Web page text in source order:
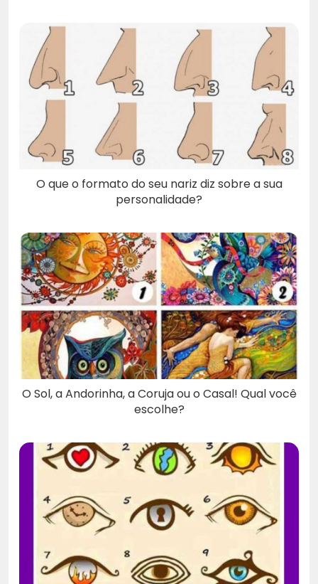
O que o formato do seu nariz diz sobre a sua
personalidade?
O Sol, a Andorinha, a Coruja ou o Casal! Qual você
escolhe?